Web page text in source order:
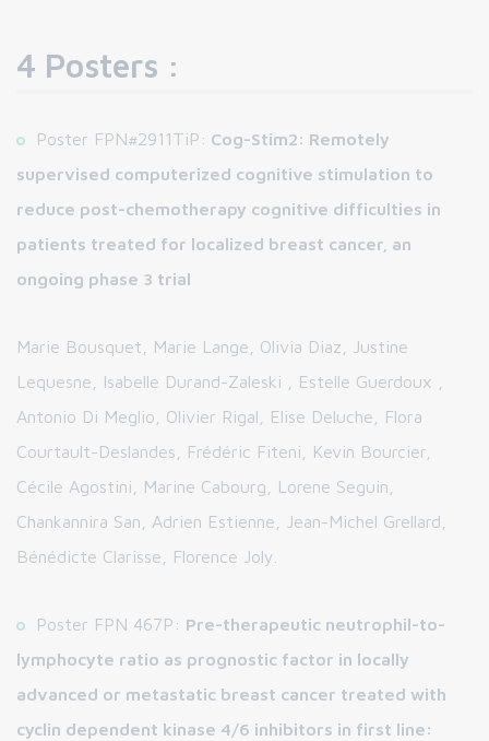
4 Posters :
Poster FPN#2911TiP: Cog-Stim2: Remotely
supervised computerized cognitive stimulation to
reduce post-chemotherapy cognitive difficulties in
patients treated for localized breast cancer, an
ongoing phase 3 trial
Marie Bousquet, Marie Lange, Olivia Diaz, Justine
Lequesne, Isabelle Durand-Zaleski , Estelle Guerdoux ,
Antonio Di Meglio, Olivier Rigal, Elise Deluche, Flora
Courtault-Deslandes, Frédéric Fiteni, Kevin Bourcier,
Cécile Agostini, Marine Cabourg, Lorene Seguin,
Chankannira San, Adrien Estienne, Jean-Michel Grellard,
Bénédicte Clarisse, Florence Joly.
Poster FPN 467P: Pre-therapeutic neutrophil-to-
lymphocyte ratio as prognostic factor in locally
advanced or metastatic breast cancer treated with
cyclin dependent kinase 4/6 inhibitors in first line: